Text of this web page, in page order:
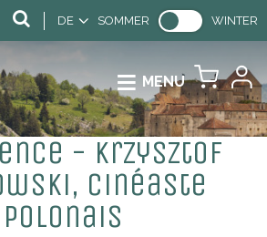
DE SOMMER WINTER
MENU
- Krzysztof
cinéaste
polonais